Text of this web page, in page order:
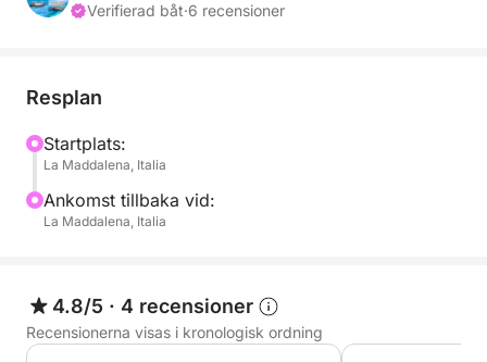
Verifierad båt·6 recensioner
Resplan
Startplats:
La Maddalena, Italia
Ankomst tillbaka vid:
La Maddalena, Italia
4.8/5 · 4 recensioner
Recensionerna visas i kronologisk ordning